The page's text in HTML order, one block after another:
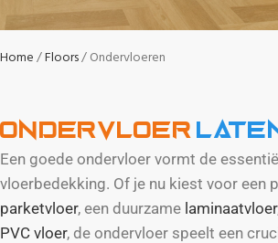
Home Floors Ondervloeren
Ondervloer
Een goede ondervloer vormt de
vloerbedekking. Of je nu kiest voor een
parketvloer, een duurzame laminaatvloer
PVC vloer, de ondervloer speelt een